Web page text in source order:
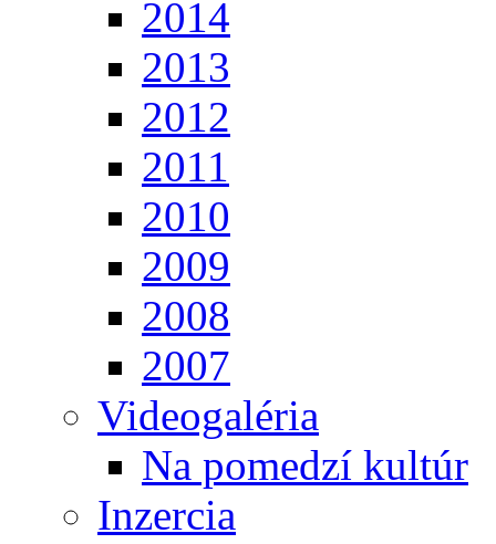
2014
2013
2012
2011
2010
2009
2008
2007
Videogaléria
Na pomedzí kultúr
Inzercia